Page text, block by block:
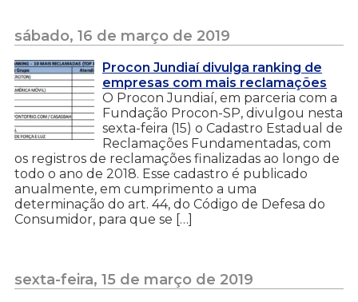
sábado, 16 de março de 2019
Procon Jundiaí divulga ranking de
empresas com mais reclamações
O Procon Jundiaí, em parceria com a
Fundação Procon-SP, divulgou nesta
sexta-feira (15) o Cadastro Estadual de
Reclamações Fundamentadas, com
os registros de reclamações finalizadas ao longo de
todo o ano de 2018. Esse cadastro é publicado
anualmente, em cumprimento a uma
determinação do art. 44, do Código de Defesa do
Consumidor, para que se […]
sexta-feira, 15 de março de 2019